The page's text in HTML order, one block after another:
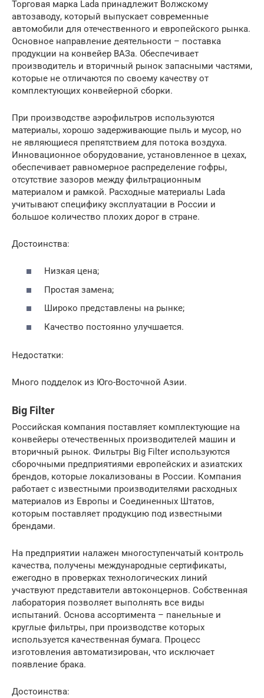
Торговая марка Lada принадлежит Волжскому
автозаводу, который выпускает современные
автомобили для отечественного и европейского рынка.
Основное направление деятельности – поставка
продукции на конвейер ВАЗа. Обеспечивает
производитель и вторичный рынок запасными частями,
которые не отличаются по своему качеству от
комплектующих конвейерной сборки.
При производстве аэрофильтров используются
материалы, хорошо задерживающие пыль и мусор, но
не являющиеся препятствием для потока воздуха.
Инновационное оборудование, установленное в цехах,
обеспечивает равномерное распределение гофры,
отсутствие зазоров между фильтрационным
материалом и рамкой. Расходные материалы Lada
учитывают специфику эксплуатации в России и
большое количество плохих дорог в стране.
Достоинства:
Низкая цена;
Простая замена;
Широко представлены на рынке;
Качество постоянно улучшается.
Недостатки:
Много подделок из Юго-Восточной Азии.
Big Filter
Российская компания поставляет комплектующие на
конвейеры отечественных производителей машин и
вторичный рынок. Фильтры Big Filter используются
сборочными предприятиями европейских и азиатских
брендов, которые локализованы в России. Компания
работает с известными производителями расходных
материалов из Европы и Соединенных Штатов,
которым поставляет продукцию под известными
брендами.
На предприятии налажен многоступенчатый контроль
качества, получены международные сертификаты,
ежегодно в проверках технологических линий
участвуют представители автоконцернов. Собственная
лаборатория позволяет выполнять все виды
испытаний. Основа ассортимента – панельные и
круглые фильтры, при производстве которых
используется качественная бумага. Процесс
изготовления автоматизирован, что исключает
появление брака.
Достоинства: